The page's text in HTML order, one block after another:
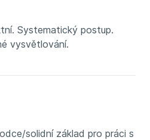
Systematický postup.
vysvětlování.
solidní základ pro práci s